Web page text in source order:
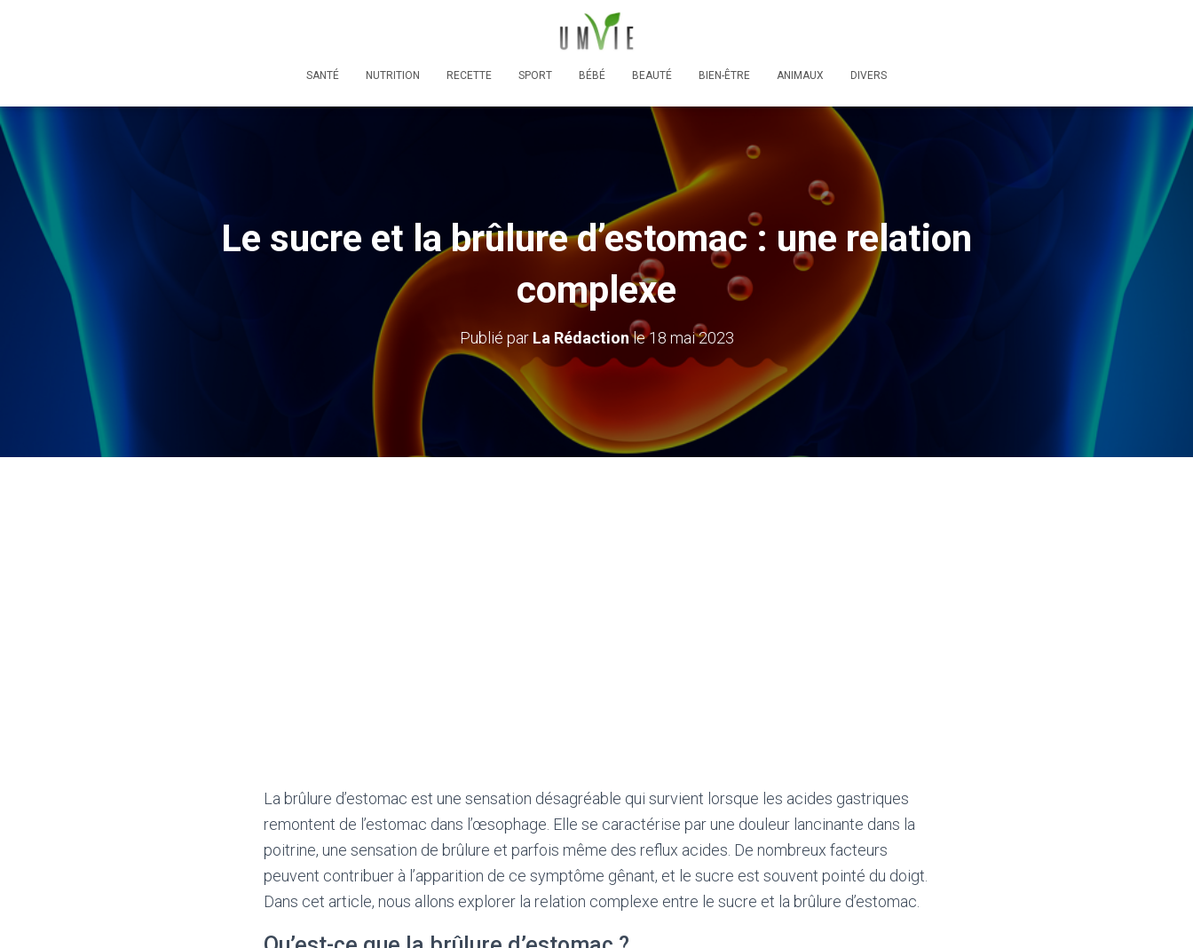
SANTÉ NUTRITION RECETTE SPORT BÉBÉ BEAUTÉ BIEN-ÊTRE ANIMAUX DIVERS
Le sucre et la brûlure d’estomac : une relation
complexe
Publié par La Rédactionle18 mai 2023
La brûlure d’estomac est une sensation désagréable qui survient lorsque les acides gastriques
remontent de l’estomac dans l’œsophage. Elle se caractérise par une douleur lancinante dans la
poitrine, une sensation de brûlure et parfois même des reflux acides. De nombreux facteurs
peuvent contribuer à l’apparition de ce symptôme gênant, et le sucre est souvent pointé du doigt.
Dans cet article, nous allons explorer la relation complexe entre le sucre et la brûlure d’estomac.